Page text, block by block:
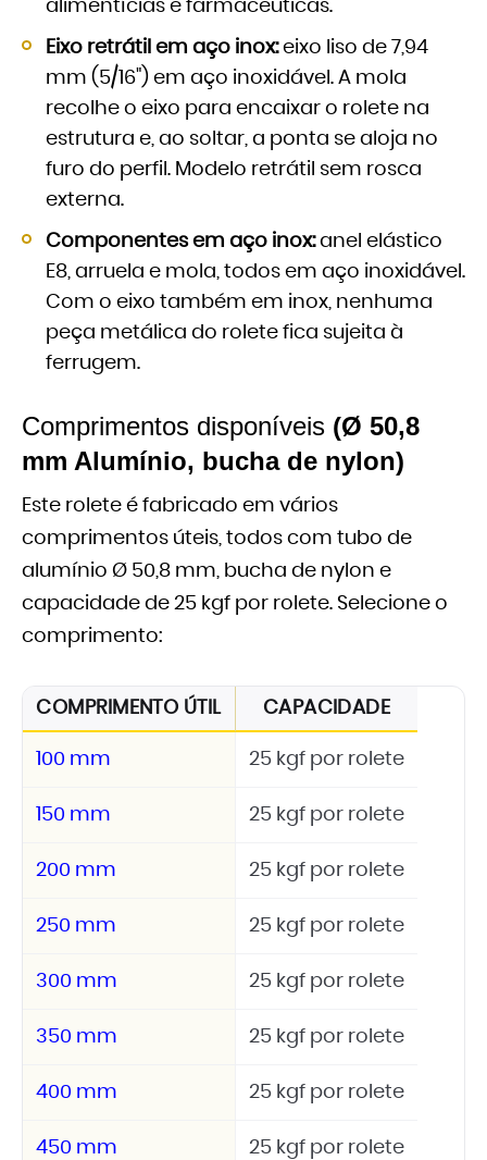
alimentícias e farmacêuticas.
Eixo retrátil em aço inox:eixo liso de 7,94
mm (5/16") em aço inoxidável. A mola
recolhe o eixo para encaixar o rolete na
estrutura e, ao soltar, a ponta se aloja no
furo do perfil. Modelo retrátil sem rosca
externa.
Componentes em aço inox:anel elástico
E8, arruela e mola, todos em aço inoxidável.
Com o eixo também em inox, nenhuma
peça metálica do rolete fica sujeita à
ferrugem.
Comprimentos disponíveis (Ø 50,8
mm Alumínio, bucha de nylon)
Este rolete é fabricado em vários
comprimentos úteis, todos com tubo de
alumínio Ø 50,8 mm, bucha de nylon e
capacidade de 25 kgf por rolete. Selecione o
comprimento:
COMPRIMENTO ÚTIL CAPACIDADE
100 mm 25 kgf por rolete
150 mm 25 kgf por rolete
200 mm 25 kgf por rolete
250 mm 25 kgf por rolete
300 mm 25 kgf por rolete
350 mm 25 kgf por rolete
400 mm 25 kgf por rolete
450 mm 25 kgf por rolete